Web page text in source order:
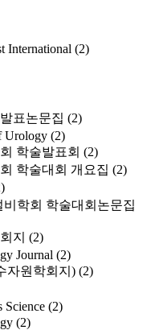
International (2)
표논문집 (2)
Urology (2)
학술발표회 (2)
학술대회 개요집 (2)
비학회 학술대회논문집
지 (2)
Journal (2)
자원학회지) (2)
Science (2)
(2)